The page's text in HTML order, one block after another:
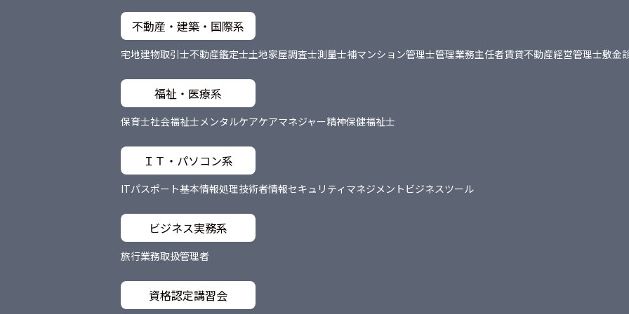
不動産・建築・国際系
宅地建物取引士不動産鑑定士土地家屋調査士測量士補マンション管理士管理業務主任者賃貸不動産経営管理士敷金
福祉・医療系
保育士社会福祉士メンタルケアケアマネジャー精神保健福祉士
ＩＴ・パソコン系
ITパスポート基本情報処理技術者情報セキュリティマネジメント ビジネスツール
ビジネス実務系
旅行業務取扱管理者
資格認定講習会